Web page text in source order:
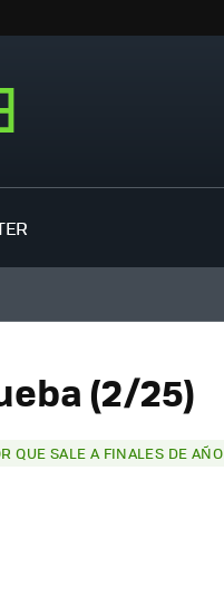
(2/25)
QUE SALE A FINALES DE AÑO